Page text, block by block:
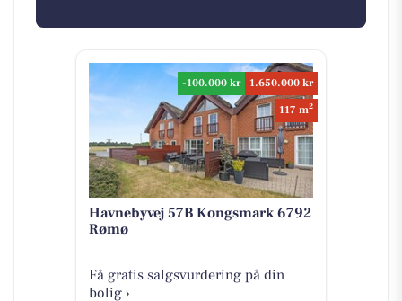
-100.000 kr
1.650.000 kr
117 m2
Havnebyvej 57B Kongsmark 6792
Rømø
Få gratis salgsvurdering på din
bolig ›